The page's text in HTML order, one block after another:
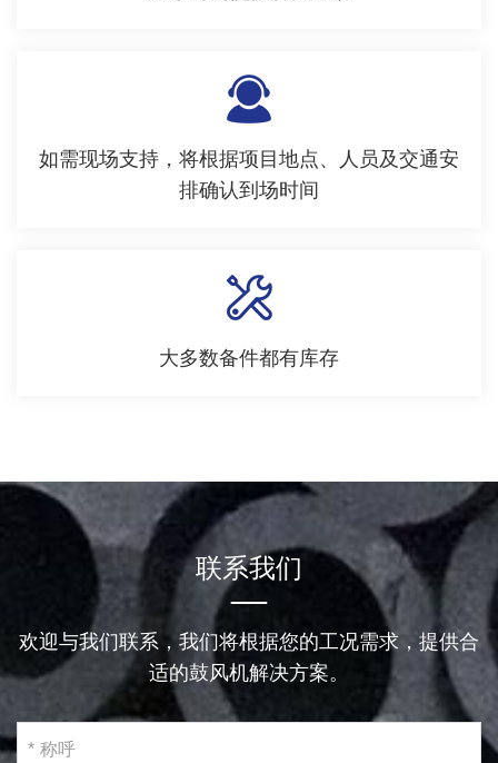
如需现场支持，将根据项目地点、人员及交通安
排确认到场时间
大多数备件都有库存
联系我们
欢迎与我们联系，我们将根据您的工况需求，提供合
适的鼓风机解决方案。
*